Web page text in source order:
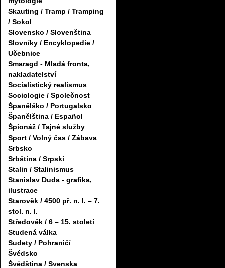
Skauting / Tramp / Tramping
/ Sokol
Slovensko / Slovenština
Slovníky / Encyklopedie /
Učebnice
Smaragd - Mladá fronta,
nakladatelství
Socialistický realismus
Sociologie / Společnost
Španělško / Portugalsko
Španělština / Español
Špionáž / Tajné služby
Sport / Volný čas / Zábava
Srbsko
Srbština / Srpski
Stalin / Stalinismus
Stanislav Duda - grafika,
ilustrace
Starověk / 4500 př. n. l. – 7.
stol. n. l.
Středověk / 6 – 15. století
Studená válka
Sudety / Pohraničí
Švédsko
Švédština / Svenska